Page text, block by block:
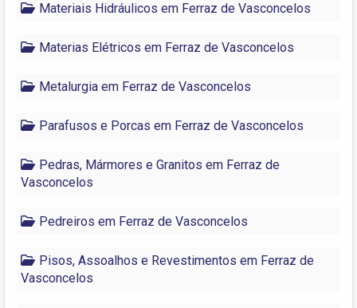
Materiais Hidráulicos em Ferraz de Vasconcelos
Materias Elétricos em Ferraz de Vasconcelos
Metalurgia em Ferraz de Vasconcelos
Parafusos e Porcas em Ferraz de Vasconcelos
Pedras, Mármores e Granitos em Ferraz de
Vasconcelos
Pedreiros em Ferraz de Vasconcelos
Pisos, Assoalhos e Revestimentos em Ferraz de
Vasconcelos